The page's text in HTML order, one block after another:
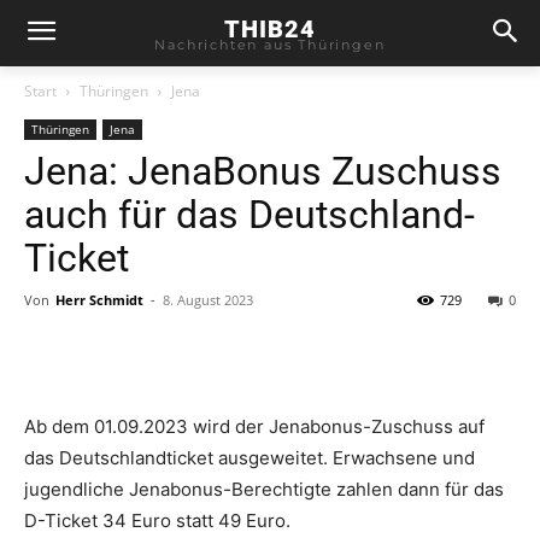
THIB24
Nachrichten aus Thüringen
Start Thüringen Jena
Thüringen Jena
Jena: JenaBonus Zuschuss
auch für das Deutschland-
Ticket
Von Herr Schmidt - 8. August 2023 0
729
Ab dem 01.09.2023 wird der Jenabonus-Zuschuss auf
das Deutschlandticket ausgeweitet. Erwachsene und
jugendliche Jenabonus-Berechtigte zahlen dann für das
D-Ticket 34 Euro statt 49 Euro.